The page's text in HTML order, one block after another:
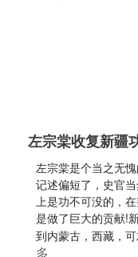
左宗棠收复新疆
左宗棠是个当之无
记述偏短了，史官
上是功不可没的，
是做了巨大的贡献!
到内蒙古，西藏，
多